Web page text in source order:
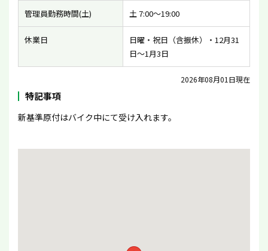
管理員勤務時間(土) 土 7:00〜19:00
休業日
日曜・祝日（含振休）・12月31
日〜1月3日
2026年08月01日現在
特記事項
新基準原付はバイク中にて受け入れます。